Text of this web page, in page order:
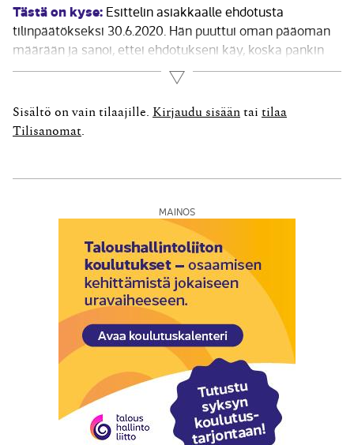
Tästä on kyse: Esittelin asiakkaalle ehdotusta
tilinpäätökseksi 30.6.2020. Hän puuttui oman pääoman
määrään ja sanoi, ettei ehdotukseni käy, koska pankin
myöntämässä lainassa on kovenantti. Mikä se on ja mitä
voin tehdä? VASTAUS: Kovenantteja käytettiin ennen
pääasiassa ulkomaankaupassa, mutta ne ovat
vakiintuneet viime vuosina...
Lue lisää
Sisältö on vain tilaajille. Kirjaudu sisään tai tilaa
Tilisanomat
MAINOS